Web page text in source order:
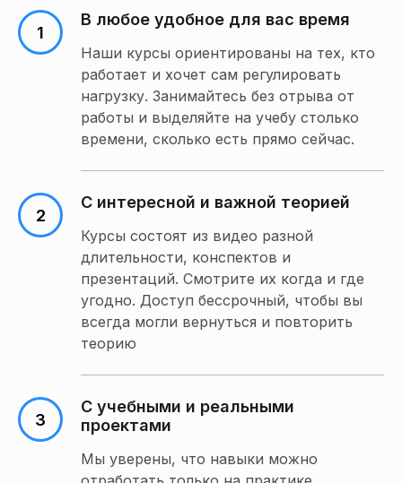
В любое удобное для вас время
Наши курсы ориентированы на тех, кто
работает и хочет сам регулировать
нагрузку. Занимайтесь без отрыва от
работы и выделяйте на учебу столько
времени, сколько есть прямо сейчас.
С интересной и важной теорией
Курсы состоят из видео разной
длительности, конспектов и
презентаций. Смотрите их когда и где
угодно. Доступ бессрочный, чтобы вы
всегда могли вернуться и повторить
теорию
С учебными и реальными
проектами
Мы уверены, что навыки можно